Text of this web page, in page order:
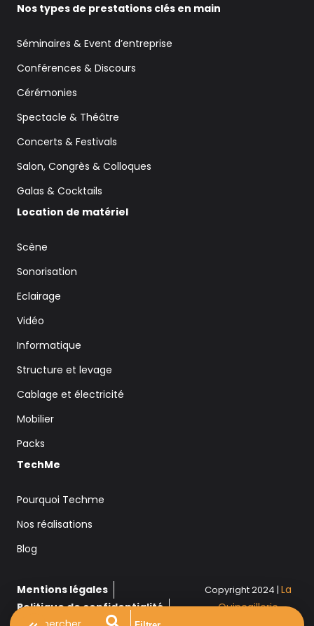
Nos types de prestations clés en main
Séminaires & Event d’entreprise
Conférences & Discours
Cérémonies
Spectacle & Théâtre
Concerts & Festivals
Salon, Congrès & Colloques
Galas & Cocktails
Location de matériel
Scène
Sonorisation
Eclairage
Vidéo
Informatique
Structure et levage
Cablage et électricité
Mobilier
Packs
TechMe
Pourquoi Techme
Nos réalisations
Blog
Mentions légales
Politique de confidentialité
Copyright 2024 |La
Quincaillerie